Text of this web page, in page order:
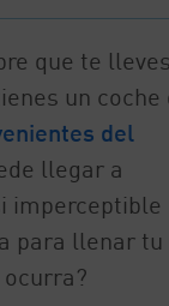
que te
un coche
del
llegar a
imperceptible
para llenar tu